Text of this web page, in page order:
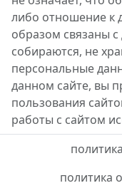
либо отношение к
образом связаны
собираются, не
персональные
данном сайте, вы
пользования
работы с сайтом
политика